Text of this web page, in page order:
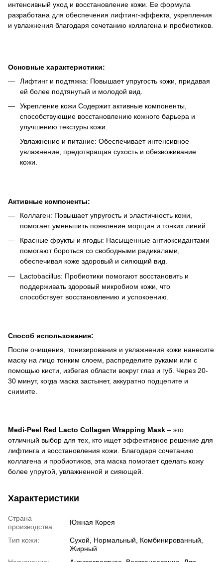
интенсивный уход и восстановление кожи. Ее формула
разработана для обеспечения лифтинг-эффекта, укрепления
и увлажнения благодаря сочетанию коллагена и пробиотиков.
Основные характеристики:
Лифтинг и подтяжка: Повышает упругость кожи, придавая
ей более подтянутый и молодой вид.
Укрепление кожи Содержит активные компоненты,
способствующие восстановлению кожного барьера и
улучшению текстуры кожи.
Увлажнение и питание: Обеспечивает интенсивное
увлажнение, предотвращая сухость и обезвоживание
кожи.
Активные компоненты:
Коллаген: Повышает упругость и эластичность кожи,
помогает уменьшить появление морщин и тонких линий.
Красные фрукты и ягоды: Насыщенные антиоксидантами
помогают бороться со свободными радикалами,
обеспечивая коже здоровый и сияющий вид.
Lactobacillus: Пробиотики помогают восстановить и
поддерживать здоровый микробиом кожи, что
способствует восстановлению и успокоению.
Способ использования:
После очищения, тонизирования и увлажнения кожи нанесите
маску на лицо тонким слоем, распределите руками или с
помощью кисти, избегая области вокруг глаз и губ. Через 20-
30 минут, когда маска застынет, аккуратно подцепите и
снимите.
Medi-Peel Red Lacto Collagen Wrapping Mask – это
отличный выбор для тех, кто ищет эффективное решение для
лифтинга и восстановления кожи. Благодаря сочетанию
коллагена и пробиотиков, эта маска помогает сделать кожу
более упругой, увлажненной и сияющей.
Характеристики
Страна
производства:
Южная Корея
Тип кожи:
Сухой, Нормальный, Комбинированный,
Жирный